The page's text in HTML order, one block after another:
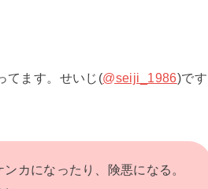
てます。せいじ(@seiji_1986)です
カになったり、険悪になる。